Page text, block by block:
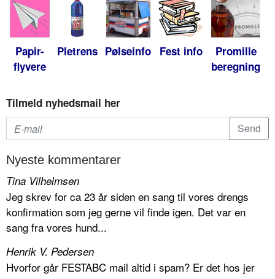
Papir-
flyvere
Pletrens Pølseinfo Fest info
Promille
beregning
Tilmeld nyhedsmail her
Nyeste kommentarer
Tina Vilhelmsen
Jeg skrev for ca 23 år siden en sang til vores drengs
konfirmation som jeg gerne vil finde igen. Det var en
sang fra vores hund...
Henrik V. Pedersen
Hvorfor går FESTABC mail altid i spam? Er det hos jer